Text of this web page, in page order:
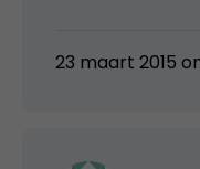
23 maart 2015 om